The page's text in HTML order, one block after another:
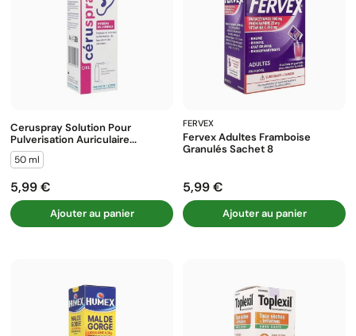
Ceruspray Solution Pour
Pulverisation Auriculaire...
50 ml
Prix
5,99 €
Ajouter au panier
FERVEX
Fervex Adultes Framboise
Granulés Sachet 8
Prix
5,99 €
Ajouter au panier